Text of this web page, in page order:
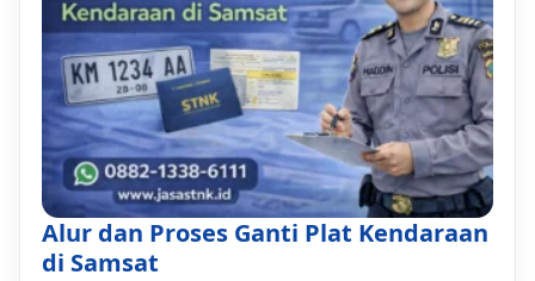
Alur dan Proses Ganti Plat Kendaraan
di Samsat